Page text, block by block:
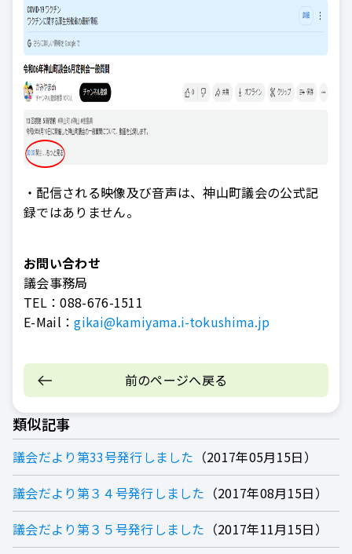
・配信される映像及び音声は、神山町議会の公式記
録ではありません。
お問い合わせ
議会事務局
TEL：088-676-1511
E-Mail：gikai@kamiyama.i-tokushima.jp
前のページへ戻る
類似記事
議会だより第33号発行しました
2017年05月15日
議会だより第３４号発行しました
2017年08月15日
議会だより第３５号発行しました
2017年11月15日